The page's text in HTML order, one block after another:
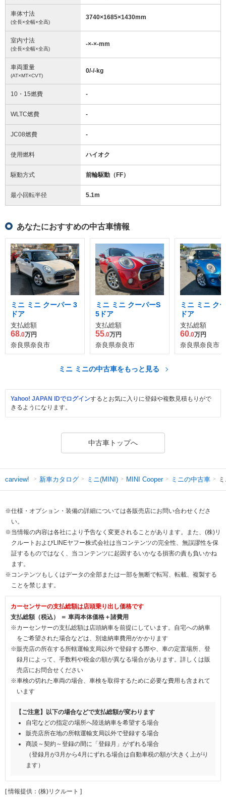
車体寸法
(全長×全幅×全高)
3740×1685×1430mm
室内寸法
(全長×全幅×全高)
-×-×-mm
車両重量
(AT×MT×CVT)
0/-/-kg
10・15燃費 -
WLTC燃費 -
JC08燃費 -
使用燃料 ハイオク
駆動方式 前輪駆動（FF）
最小回転半径 5.1m
あなたにおすすめの中古車情報
ミニ ミニ クーパー 3
ドア
支払総額
68.0万円
奈良県奈良市
ミニ ミニ クーパーS
5ドア
支払総額
55.0万円
奈良県奈良市
ミニ ミニ ク
ドア
支払総額
60.0万円
奈良県奈良市
ミニ ミニの中古車をもっと見る
Yahoo! JAPAN IDでログインするとお気に入りに登録や複数見積もりがで
きるようになります。
中古車トップへ
carview! 新車カタログ ミニ(MINI) MINI Cooper ミニの中古車
※仕様・オプション・装備の詳細については各販売店にお問い合わせくださ
い。
※当情報の内容は各社により予告なく変更されることがあります。また、(株)リ
クルートおよびLINEヤフー株式会社は当コンテンツの完全性、無誤謬性を保
証するものではなく、当コンテンツに起因するいかなる損害の責も負いかね
ます。
※コンテンツもしくはデータの全部または一部を無断で転写、転載、複製する
ことを禁じます。
カーセンサーの支払総額は店頭乗り出し価格です
支払総額（税込） ＝ 車両本体価格＋諸費用
※カーセンサーの支払総額は店頭納車を前提にしています。自宅への納車
をご希望された場合などは、別途納車費用がかかります
※販売店の所在する所轄運輸支局以外で登録する際や、車の定置場所、登
録月によって、手数料や税金の額が異なる場合があります。詳しくは販
売店にお問合せください
※車検の切れた車両の場合、車検を取得するために必要な費用も含まれて
います
【ご注意】以下の場合などで支払総額が変わります
自宅などの指定の場所へ陸送納車を希望する場合
販売店所在地の所轄運輸支局以外で登録する場合
商談～契約～登録の間に「登録月」がずれる場合
（登録月が3月から4月にずれる場合は自動車税の額が大きく上がり
ます）
[ 情報提供：(株)リクルート ]